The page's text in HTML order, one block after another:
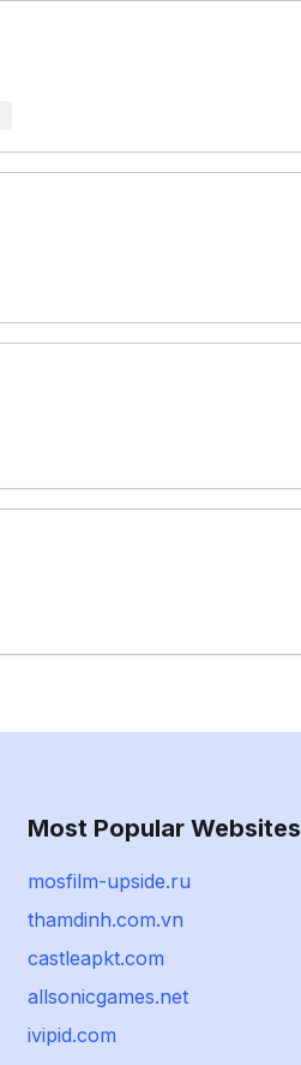
Most Popular Websites
mosfilm-upside.ru
thamdinh.com.vn
castleapkt.com
allsonicgames.net
ivipid.com